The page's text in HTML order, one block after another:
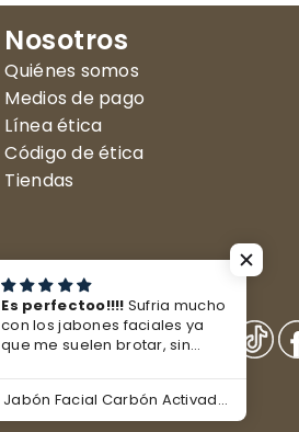
Nosotros
Quiénes somos
Medios de pago
Línea ética
Código de ética
Tiendas
Es perfectoo!!!!Sufria mucho
con los jabones faciales ya
que me suelen brotar, sin
tan bien, que me deja la piel
suave, limpia profundamente
las impurezas y me ha
Jabón Facial Carbón Activado 240 ml